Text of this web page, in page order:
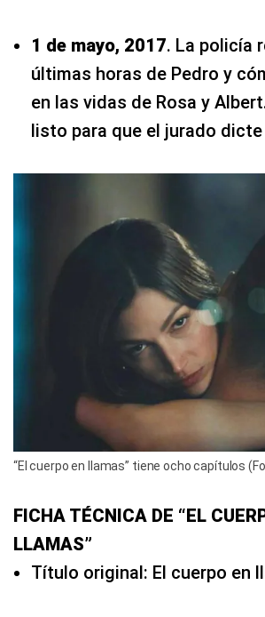
1 de mayo, 2017. La policía
últimas horas de Pedro y
en las vidas de Rosa y
listo para que el jurado
“El cuerpo en llamas” tiene ocho capítulos
FICHA TÉCNICA DE “EL
LLAMAS”
Título original: El cuerpo en